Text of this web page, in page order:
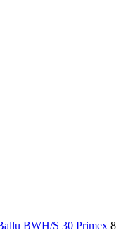
BWH/S 30 Primex 8